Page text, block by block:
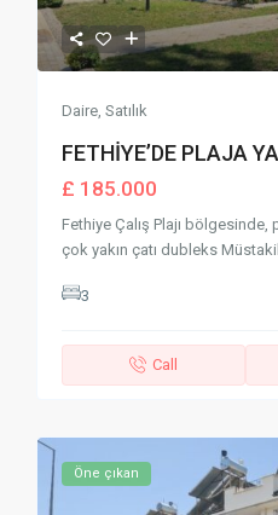
Daire ,Satılık
FETHİYE’DE PLAJA
£ 185.000
Fethiye Çalış Plajı
çok yakın çatı dubleks Müstakil
3
Call
Öne çıkan